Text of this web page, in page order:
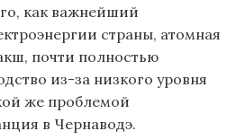
как важнейший
страны, атомная
почти полностью
из-за низкого уровня
же проблемой
в Чернаводэ.